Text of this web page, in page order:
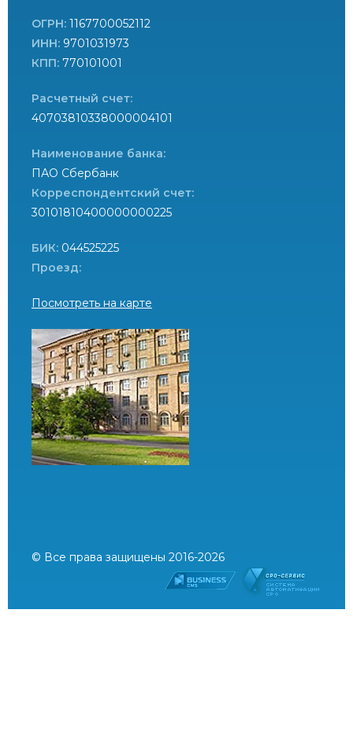
ОГРН: 1167700052112
ИНН: 9701031973
КПП: 770101001
Расчетный счет:
40703810338000004101
Наименование банка:
ПАО Сбербанк
Корреспондентский счет:
30101810400000000225
БИК: 044525225
Проезд:
Посмотреть на карте
© Все права защищены 2016-2026